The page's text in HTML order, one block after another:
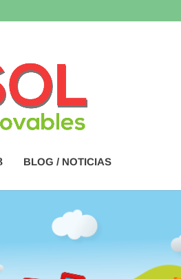
BLOG / NOTICIAS